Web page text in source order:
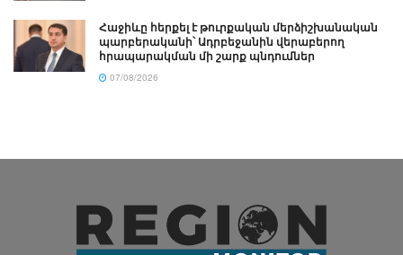
Հաջիևը հերքել է թուրքական մերձիշխանական
պարբերականի՝ Ադրբեջանին վերաբերող
հրապարակման մի շարք պնդումներ
07/08/2026